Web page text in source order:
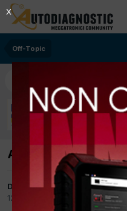
Off-Topic
Attenti il capo ci spia
Da piter
12 Agosto 2010
Off-Topic
X